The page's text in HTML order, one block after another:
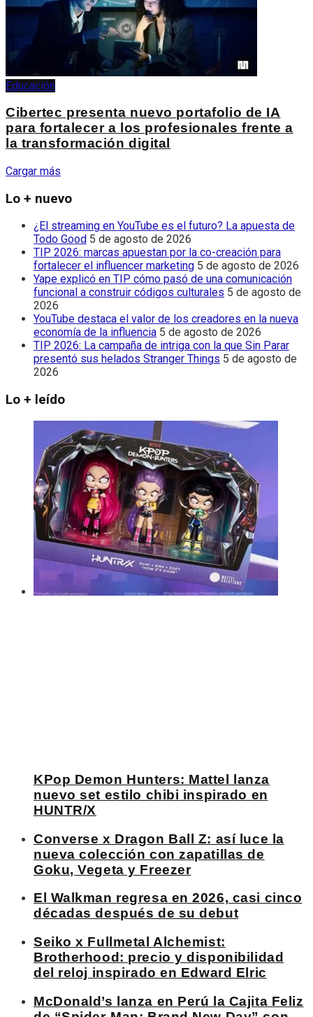
Educación
Cibertec presenta nuevo portafolio de IA
para fortalecer a los profesionales frente a
la transformación digital
Cargar más
Lo + nuevo
¿El streaming en YouTube es el futuro? La apuesta de
Todo Good 5 de agosto de 2026
TIP 2026: marcas apuestan por la co-creación para
fortalecer el influencer marketing 5 de agosto de 2026
Yape explicó en TIP cómo pasó de una comunicación
funcional a construir códigos culturales 5 de agosto de
2026
YouTube destaca el valor de los creadores en la nueva
economía de la influencia 5 de agosto de 2026
TIP 2026: La campaña de intriga con la que Sin Parar
presentó sus helados Stranger Things 5 de agosto de
2026
Lo + leído
KPop Demon Hunters: Mattel lanza
nuevo set estilo chibi inspirado en
HUNTR/X
Converse x Dragon Ball Z: así luce la
nueva colección con zapatillas de
Goku, Vegeta y Freezer
El Walkman regresa en 2026, casi cinco
décadas después de su debut
Seiko x Fullmetal Alchemist:
Brotherhood: precio y disponibilidad
del reloj inspirado en Edward Elric
McDonald’s lanza en Perú la Cajita Feliz